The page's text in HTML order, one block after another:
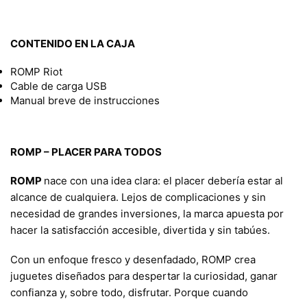
CONTENIDO EN LA CAJA
ROMP Riot
Cable de carga USB
Manual breve de instrucciones
ROMP – PLACER PARA TODOS
ROMP nace con una idea clara: el placer debería estar al
alcance de cualquiera. Lejos de complicaciones y sin
necesidad de grandes inversiones, la marca apuesta por
hacer la satisfacción accesible, divertida y sin tabúes.
Con un enfoque fresco y desenfadado, ROMP crea
juguetes diseñados para despertar la curiosidad, ganar
confianza y, sobre todo, disfrutar. Porque cuando